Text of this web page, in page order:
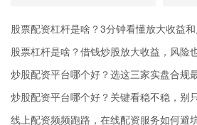
股票配资杠杆是啥？3分钟看懂放大收益
股票杠杆是啥？借钱炒股放大收益，风险
炒股配资平台哪个好？选这三家实盘合规
炒股配资平台哪个好？关键看稳不稳，别
线上配资频频跑路，在线配资服务如何避